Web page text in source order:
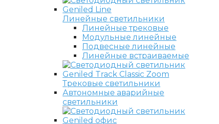
Линейные светильники
Линейные трековые
Модульные линейные
Подвесные линейные
Линейные встраиваемые
Трековые светильники
Автономные аварийные
светильники